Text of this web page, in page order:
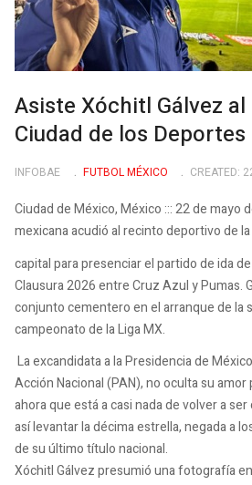
Asiste Xóchitl Gálvez
Ciudad de los
INFOBAE FUTBOL MÉXICO CREATED:
Ciudad de México, México ::: 22 de mayo
mexicana acudió al recinto deportivo de la
capital para presenciar el partido de ida
Clausura 2026 entre Cruz Azul y Pumas.
conjunto cementero en el arranque de la
campeonato de la Liga MX.
La excandidata a la Presidencia de
Acción Nacional (PAN), no oculta su
ahora que está a casi nada de volver a
así levantar la décima estrella, negada a
de su último título nacional.
Xóchitl Gálvez presumió una fotografía